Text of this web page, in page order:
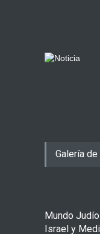
Galería
Mundo Judío
Israel y